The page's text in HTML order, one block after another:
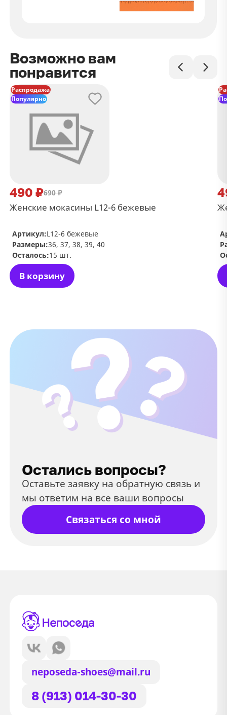
Возможно вам
понравится
Распродажа
Популярно
490 ₽690 ₽
Женские мокасины L12-6 бежевые
В корзину
Артикул:L12-6 бежевые
Размеры:36, 37, 38, 39, 40
Осталось:15 шт.
Остались вопросы?
Оставьте заявку на обратную связь и
мы ответим на все ваши вопросы
Связаться со мной
neposeda-shoes@mail.ru
8 (913) 014-30-30